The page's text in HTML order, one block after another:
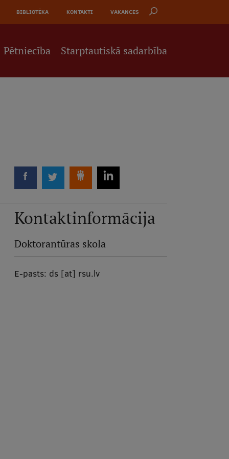
BIBLIOTĒKA KONTAKTI VAKANCES
Pētniecība Starptautiskā sadarbība
Kontaktinformācija
Doktorantūras skola
E-pasts: ds[at] rsu.lv